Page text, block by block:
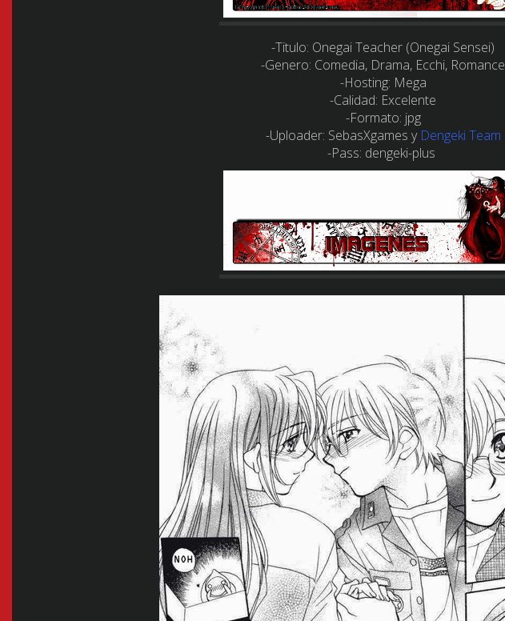
-Titulo: Onegai Teacher (Onegai Sensei)
-Genero: Comedia, Drama, Ecchi, Romance
-Hosting: Mega
-Calidad: Excelente
-Formato: jpg
-Uploader: SebasXgames y Dengeki Team
-Pass: dengeki-plus